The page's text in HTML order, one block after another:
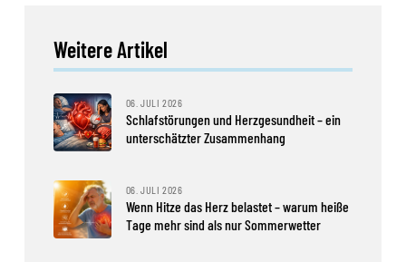
Weitere Artikel
06. JULI 2026
Schlafstörungen und Herzgesundheit – ein
unterschätzter Zusammenhang
06. JULI 2026
Wenn Hitze das Herz belastet – warum heiße
Tage mehr sind als nur Sommerwetter